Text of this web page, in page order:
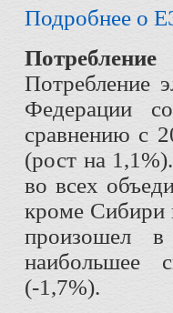
Подробнее о
Потребление
Федерации
сравнению с
(рост на
во всех
кроме Сибири
произошел
наибольшее
(-1,7%).